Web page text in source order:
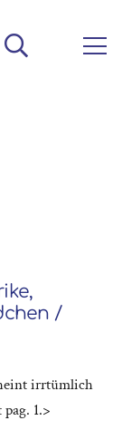
/
irrtümlich
1.>